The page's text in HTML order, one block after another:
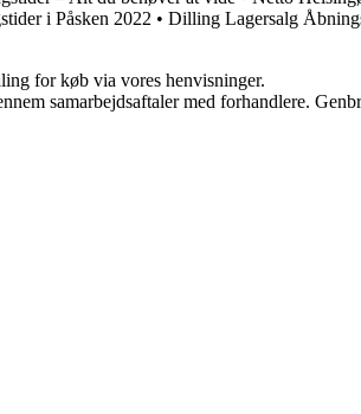
i Påsken 2022 • Dilling Lagersalg
for køb via vores henvisninger.
samarbejdsaftaler med forhandlere.